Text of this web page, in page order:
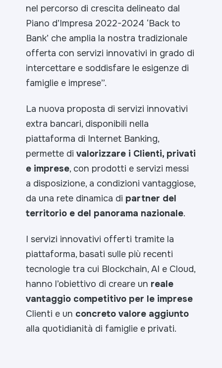
nel percorso di crescita delineato dal
Piano d’Impresa 2022-2024 ‘Back to
Bank’ che amplia la nostra tradizionale
offerta con servizi innovativi in grado di
intercettare e soddisfare le esigenze di
famiglie e imprese”.
La nuova proposta di servizi innovativi
extra bancari, disponibili nella
piattaforma di Internet Banking,
permette divalorizzare i Clienti, privati
e imprese, con prodotti e servizi messi
a disposizione, a condizioni vantaggiose,
da una rete dinamica di partner del
territorio e del panorama nazionale.
I servizi innovativi offerti tramite la
piattaforma, basati sulle più recenti
tecnologie tra cui Blockchain, AI e Cloud,
hanno l’obiettivo di creare un reale
vantaggio competitivo per le imprese
Clienti e un concreto valore aggiunto
alla quotidianità di famiglie e privati.